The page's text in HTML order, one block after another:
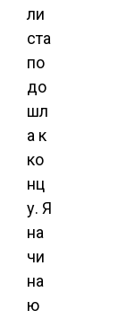
ли
ста
по
до
шл
а к
ко
нц
у. Я
на
чи
на
ю